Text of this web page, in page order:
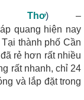
Thơ) –
quang hiện nay
thành phố Cần
rẻ hơn rất nhiều
rất nhanh, chỉ 24
và lắp đặt trong